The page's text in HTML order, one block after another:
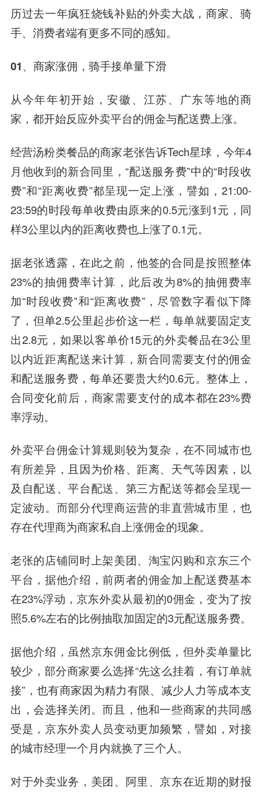
历过去一年疯狂烧钱补贴的外卖大战，商家、骑
手、消费者端有更多不同的感知。
01、商家涨佣，骑手接单量下滑
从今年年初开始，安徽、江苏、广东等地的商
家，都开始反应外卖平台的佣金与配送费上涨。
经营汤粉类餐品的商家老张告诉Tech星球，今年4
月他收到的新合同里，“配送服务费”中的“时段收
费”和“距离收费”都呈现一定上涨，譬如，21:00-
23:59的时段每单收费由原来的0.5元涨到1元，同
样3公里以内的距离收费也上涨了0.1元。
据老张透露，在此之前，他签的合同是按照整体
23%的抽佣费率计算，此后改为8%的抽佣费率
加“时段收费”和“距离收费”，尽管数字看似下降
了，但单2.5公里起步价这一栏，每单就要固定支
出2.8元，如果以客单价15元的外卖餐品在3公里
以内近距离配送来计算，新合同需要支付的佣金
和配送服务费，每单还要贵大约0.6元。整体上，
合同变化前后，商家需要支付的成本都在23%费
率浮动。
外卖平台佣金计算规则较为复杂，在不同城市也
有所差异，且因为价格、距离、天气等因素，以
及自配送、平台配送、第三方配送等都会呈现一
定波动。而部分代理商运营的非直营城市里，也
存在代理商为商家私自上涨佣金的现象。
老张的店铺同时上架美团、淘宝闪购和京东三个
平台，据他介绍，前两者的佣金加上配送费基本
在23%浮动，京东外卖从最初的0佣金，变为了按
照5.6%左右的比例抽取加固定的3元配送服务费。
据他介绍，虽然京东佣金比例低，但外卖单量比
较少，部分商家要么选择“先这么挂着，有订单就
接”，也有商家因为精力有限、减少人力等成本支
出，会选择关闭。而且，他和一些商家的共同感
受是，京东外卖人员变动更加频繁，譬如，对接
的城市经理一个月内就换了三个人。
对于外卖业务，美团、阿里、京东在近期的财报